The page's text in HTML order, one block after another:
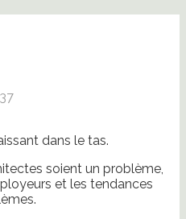
dans le tas.
soient un problème,
et les tendances